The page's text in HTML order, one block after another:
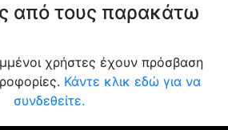
από τους παρακάτω
χρήστες έχουν πρόσβαση
Κάντε κλικ εδώ για να
συνδεθείτε.